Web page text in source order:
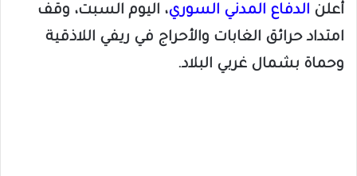
أعلن الدفاع المدني السوري، اليوم السبت، وقف
امتداد حرائق الغابات والأحراج في ريفي اللاذقية
وحماة بشمال غربي البلاد.